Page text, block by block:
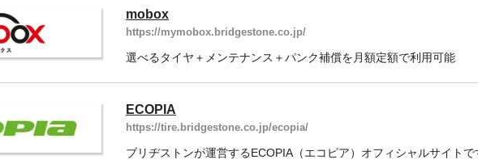
mobox
https://mymobox.bridgestone.co.jp/
選べるタイヤ＋メンテナンス＋パンク補償を月額定額で利用可能
ECOPIA
https://tire.bridgestone.co.jp/ecopia/
ブリヂストンが運営するECOPIA（エコピア）オフィシャルサイトで